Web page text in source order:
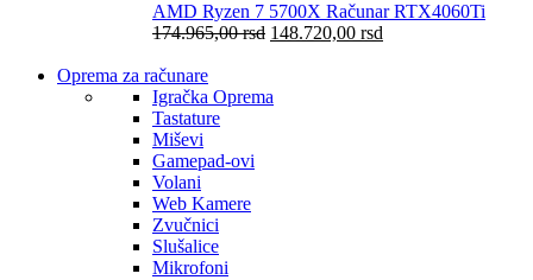
AMD Ryzen 7 5700X Računar RTX4060Ti
174.965,00rsd 148.720,00 rsd
Oprema za računare
Igračka Oprema
Tastature
Miševi
Gamepad-ovi
Volani
Web Kamere
Zvučnici
Slušalice
Mikrofoni